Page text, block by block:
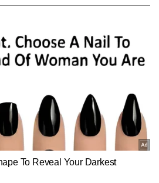
17 सालों का अनुभव है। इनको क्रिकेट, फुटबॉल
बाद कॉमनवेल्थ गेम्स 2010 का संपूर्ण फील्ड कवरेज
दी। कई चर्चित भारतीय एथलीटों के इंटरव्यू लिए हैं।
कप का ऑनफील्ड रहकर शहर-शहर घूमते हुए पूरा टीवी
से पहले युवा विराट कोहली का इंटरव्यू किया। डिजिटल
पर काफी रीडरशिप मिली। उन्होंने स्पोर्ट्स मल्टी
आईपीएल के 18 सीजन से ऑनफील्ड जुड़े रहे। अब तक
एक्सक्लूसिव स्टोरीज लिख चुके हैं। साल 2025 में खेल
व आंकड़ों को ट्रैक किया है और उन पर आर्टिकल
SUBMIT